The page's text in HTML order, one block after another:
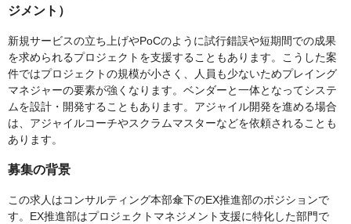
ジメント）
新規サービスの立ち上げやPoCのように試行錯誤や短期間での成果
を求められるプロジェクトを支援することもあります。こうした案
件ではプロジェクトの規模が小さく、人員も少ないためプレイング
マネジャーの要素が強くなります。ベンダーと一体となってシステ
ムを設計・開発することもあります。アジャイル開発を進める場合
は、アジャイルコーチやスクラムマスターなどを依頼されることも
あります。
募集の背景
この求人はコンサルティング本部傘下のEX推進部のポジションで
す。EX推進部はプロジェクトマネジメント支援に特化した部門で